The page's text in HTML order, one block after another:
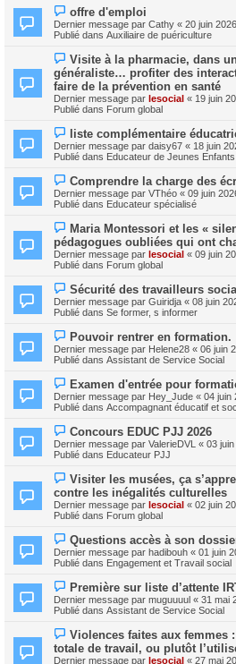
s
s
a
e
a
u
m
s
s
a
g
e
N
o
u
v
a
u
m
e
s
s
a
g
e
offre d'emploi
Dernier message par Cathy « 20 juin
Publié dans Auxiliaire de puériculture
N
u
v
e
a
m
e
s
s
a
g
e
Visite à la pharmacie, dans
généraliste… profiter des
faire de la prévention en santé
Dernier message par lesocial « 19 juin
Publié dans Forum global
N
o
u
v
a
u
m
s
s
a
g
e
liste complémentaire
Dernier message par daisy67 « 18 juin
Publié dans Educateur de Jeunes Enfants
N
o
u
v
a
u
m
e
s
a
g
e
Comprendre la charge des
Dernier message par VThéo « 09 juin
Publié dans Educateur spécialisé
N
o
u
v
e
u
m
e
s
a
g
e
Maria Montessori et les «
pédagogues oubliées qui ont
Dernier message par lesocial « 09 juin
Publié dans Forum global
N
o
u
v
a
u
m
s
s
a
e
Sécurité des travailleurs
Dernier message par Guiridja « 08 juin
Publié dans Se former, s informer
N
o
u
v
a
u
m
s
s
a
e
Pouvoir rentrer en formation.
Dernier message par Helene28 « 06 juin
Publié dans Assistant de Service Social
N
o
u
v
a
u
m
s
s
a
g
e
Examen d'entrée pour
Dernier message par Hey_Jude « 04 juin
Publié dans Accompagnant éducatif et
N
o
u
v
a
u
m
e
s
a
g
e
Concours EDUC PJJ 2026
Dernier message par ValerieDVL « 03 juin
Publié dans Educateur PJJ
N
u
v
e
u
m
e
s
a
g
e
Visiter les musées, ça
contre les inégalités culturelles
Dernier message par lesocial « 02 juin
Publié dans Forum global
N
o
u
v
a
u
m
s
s
a
Questions accès à son
Dernier message par hadibouh « 01 juin
Publié dans Engagement et Travail social
N
o
u
v
a
u
m
Première sur liste d’attente
Dernier message par muguuuul « 31 mai
Publié dans Assistant de Service Social
N
o
u
Violences faites aux femmes
totale de travail, ou plutôt
Dernier message par lesocial « 27 mai